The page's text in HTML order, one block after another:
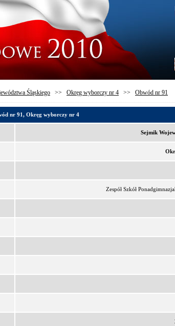
Śląskiego >> Okręg wyborczy nr 4 >> Obwód nr 91
nr 91, Okręg wyborczy nr 4
Sejmik
Zespół Szkół